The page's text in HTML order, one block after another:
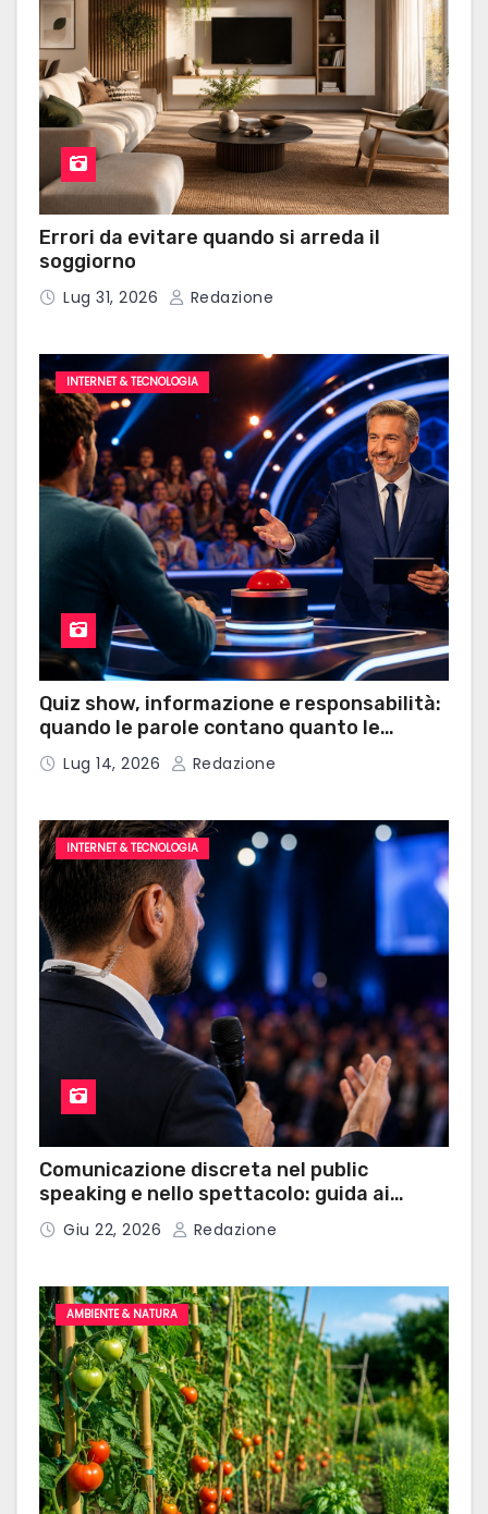
Errori da evitare quando si arreda il
soggiorno
Lug 31, 2026 Redazione
INTERNET & TECNOLOGIA
Quiz show, informazione e responsabilità:
quando le parole contano quanto le
risposte
Lug 14, 2026 Redazione
INTERNET & TECNOLOGIA
Comunicazione discreta nel public
speaking e nello spettacolo: guida ai
microauricolari professionali
Giu 22, 2026 Redazione
AMBIENTE & NATURA